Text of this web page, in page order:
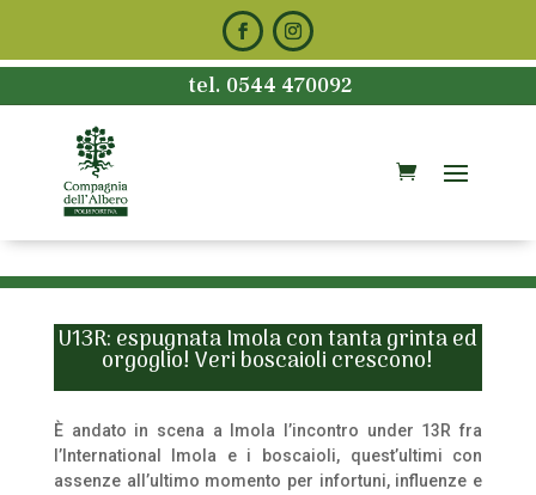
tel. 0544 470092
U13R: espugnata Imola con tanta grinta ed
orgoglio! Veri boscaioli crescono!
È andato in scena a Imola l’incontro under 13R fra
l’International Imola e i boscaioli, quest’ultimi con
assenze all’ultimo momento per infortuni, influenze e